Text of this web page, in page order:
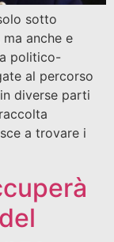
sotto
anche e
politico-
al percorso
diverse parti
a trovare i